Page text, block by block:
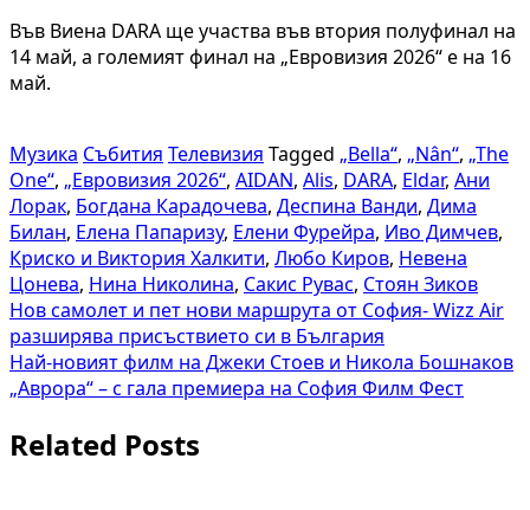
Във Виена DARA ще участва във втория полуфинал на
14 май, а големият финал на „Евровизия 2026“ е на 16
май.
Музика Събития Телевизия Tagged „Bella“, „Nân“, „The
One“, „Евровизия 2026“, AIDAN, Alis, DARA, Eldar, Ани
Лорак, Богдана Карадочева, Деспина Ванди, Дима
Билан, Елена Папаризу, Елени Фурейра, Иво Димчев,
Криско и Виктория Халкити, Любо Киров, Невена
Цонева, Нина Николина, Сакис Рувас, Стоян Зиков
Навигация
Нов самолет и пет нови маршрута от София- Wizz Air
разширява присъствието си в България
Най-новият филм на Джеки Стоев и Никола Бошнаков
„Аврора“ – с гала премиера на София Филм Фест
Related Posts